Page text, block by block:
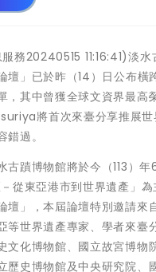
務20240515 11:16:41)淡
壇」已於昨（14）日公布橫
，其中曾獲全球文資界最高
將首次來臺分享推展世
過。
古蹟博物館將於今（113）
－從東亞港市到世界遺產」
壇」，本屆論壇特別邀請來
等世界遺產專家、學者來臺
文化博物館、國立故宮博物
歷史博物館及中央研究院、